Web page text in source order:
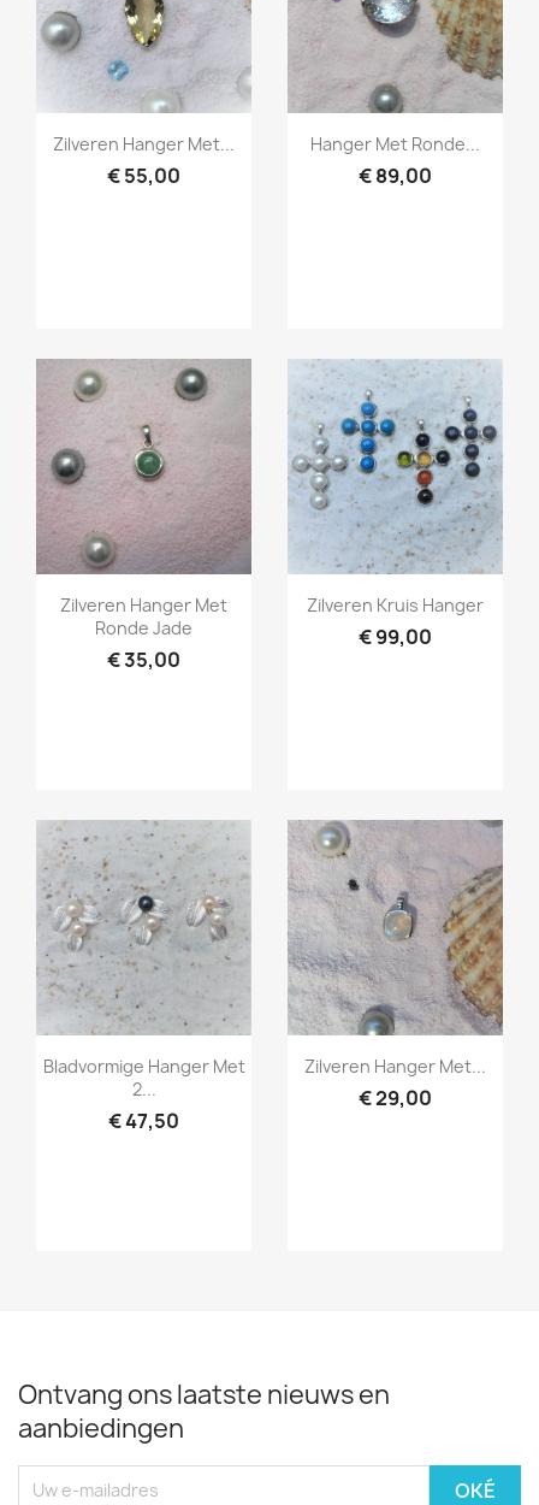
Snel bekijken
Zilveren Hanger Met...
€ 55,00
Snel bekijken
Hanger Met Ronde...
€ 89,00
Snel bekijken
Zilveren Hanger Met
Ronde Jade
€ 35,00
Snel bekijken
Zilveren Kruis Hanger
€ 99,00
Snel bekijken
Bladvormige Hanger Met
2...
€ 47,50
Snel bekijken
Zilveren Hanger Met...
€ 29,00
Ontvang ons laatste nieuws en
aanbiedingen